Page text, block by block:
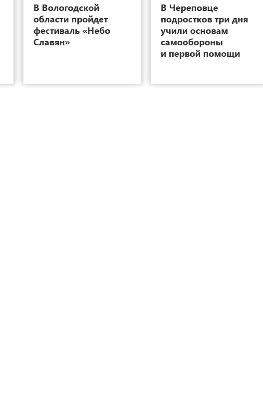
В Вологодской
области пройдет
фестиваль «Небо
Славян»
В Череповце
подростков три дня
учили основам
самообороны
и первой помощи